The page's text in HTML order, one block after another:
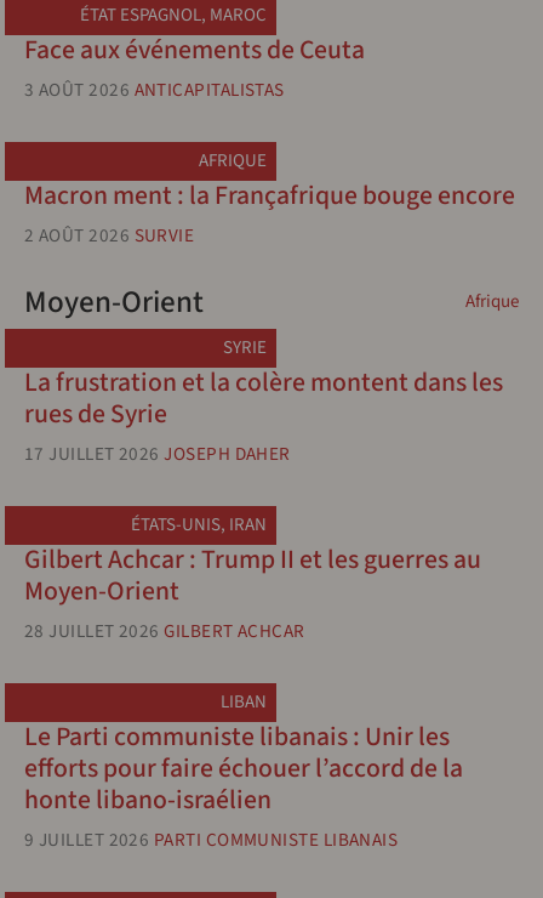
ÉTAT ESPAGNOL, MAROC
Face aux événements de Ceuta
3 AOÛT 2026 ANTICAPITALISTAS
AFRIQUE
Macron ment : la Françafrique bouge encore
2 AOÛT 2026 SURVIE
Afrique
Moyen-Orient
SYRIE
La frustration et la colère montent dans les
rues de Syrie
17 JUILLET 2026 JOSEPH DAHER
ÉTATS-UNIS, IRAN
Gilbert Achcar : Trump II et les guerres au
Moyen-Orient
28 JUILLET 2026 GILBERT ACHCAR
LIBAN
Le Parti communiste libanais : Unir les
efforts pour faire échouer l’accord de la
honte libano-israélien
9 JUILLET 2026 PARTI COMMUNISTE LIBANAIS